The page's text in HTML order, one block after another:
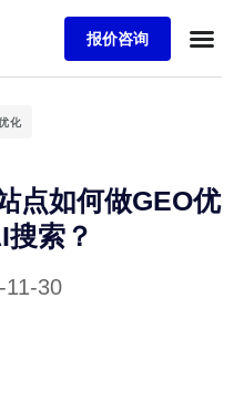
报价咨询
化
点如何做GEO优
索？
11-30